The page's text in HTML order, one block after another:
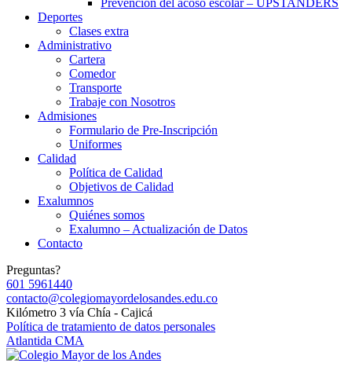
Prevención del acoso escolar – UPSTANDERS
Deportes
Clases extra
Administrativo
Cartera
Comedor
Transporte
Trabaje con Nosotros
Admisiones
Formulario de Pre-Inscripción
Uniformes
Calidad
Política de Calidad
Objetivos de Calidad
Exalumnos
Quiénes somos
Exalumno – Actualización de Datos
Contacto
Preguntas?
601 5961440
contacto@colegiomayordelosandes.edu.co
Kilómetro 3 vía Chía - Cajicá
Política de tratamiento de datos personales
Atlantida CMA